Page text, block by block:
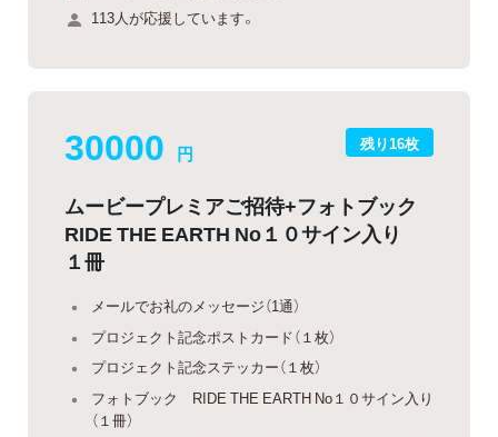
113人が応援しています。
残り16枚
30000 円
ムービープレミアご招待+フォトブック
RIDE THE EARTH No１０サイン入り
１冊
メールでお礼のメッセージ（1通）
プロジェクト記念ポストカード（１枚）
プロジェクト記念ステッカー（１枚）
フォトブック RIDE THE EARTH No１０サイン入り
（１冊）